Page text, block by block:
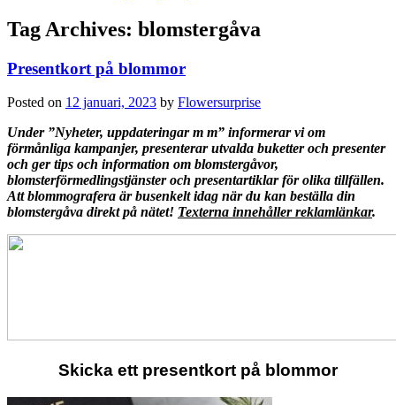
Tag Archives: blomstergåva
Presentkort på blommor
Posted on 12 januari, 2023 by Flowersurprise
Under ”Nyheter, uppdateringar m m” informerar vi om
förmånliga kampanjer, presenterar utvalda buketter och presenter
och ger tips och information om blomstergåvor,
blomsterförmedlingstjänster och presentartiklar för olika tillfällen.
Att blommografera är busenkelt idag när du kan beställa din
blomstergåva direkt på nätet! Texterna innehåller reklamlänkar.
Skicka ett presentkort på blommor